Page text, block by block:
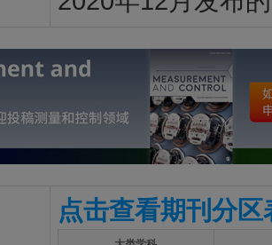
点击查看期刊分区